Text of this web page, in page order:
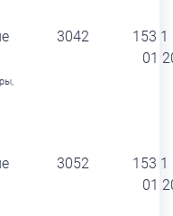
3042
153 1
01
3052
153 1
01